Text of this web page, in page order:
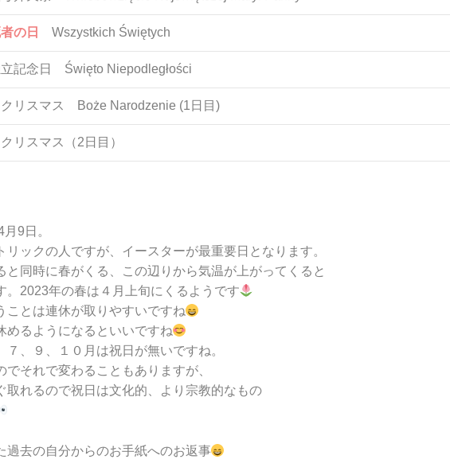
の日 Wszystkich Świętych
記念日 Święto Niepodległości
クリスマス Boże Narodzenie (1日目)
クリスマス（2日目）
9日。
リックの人ですが、イースターが最重要日となります。
と同時に春がくる、この辺りから気温が上がってくると
。2023年の春は４月上旬にくるようです
ことは連休が取りやすいですね
めるようになるといいですね
７、９、１０月は祝日が無いですね。
それで変わることもありますが、
取れるので祝日は文化的、より宗教的なもの
過去の自分からのお手紙へのお返事